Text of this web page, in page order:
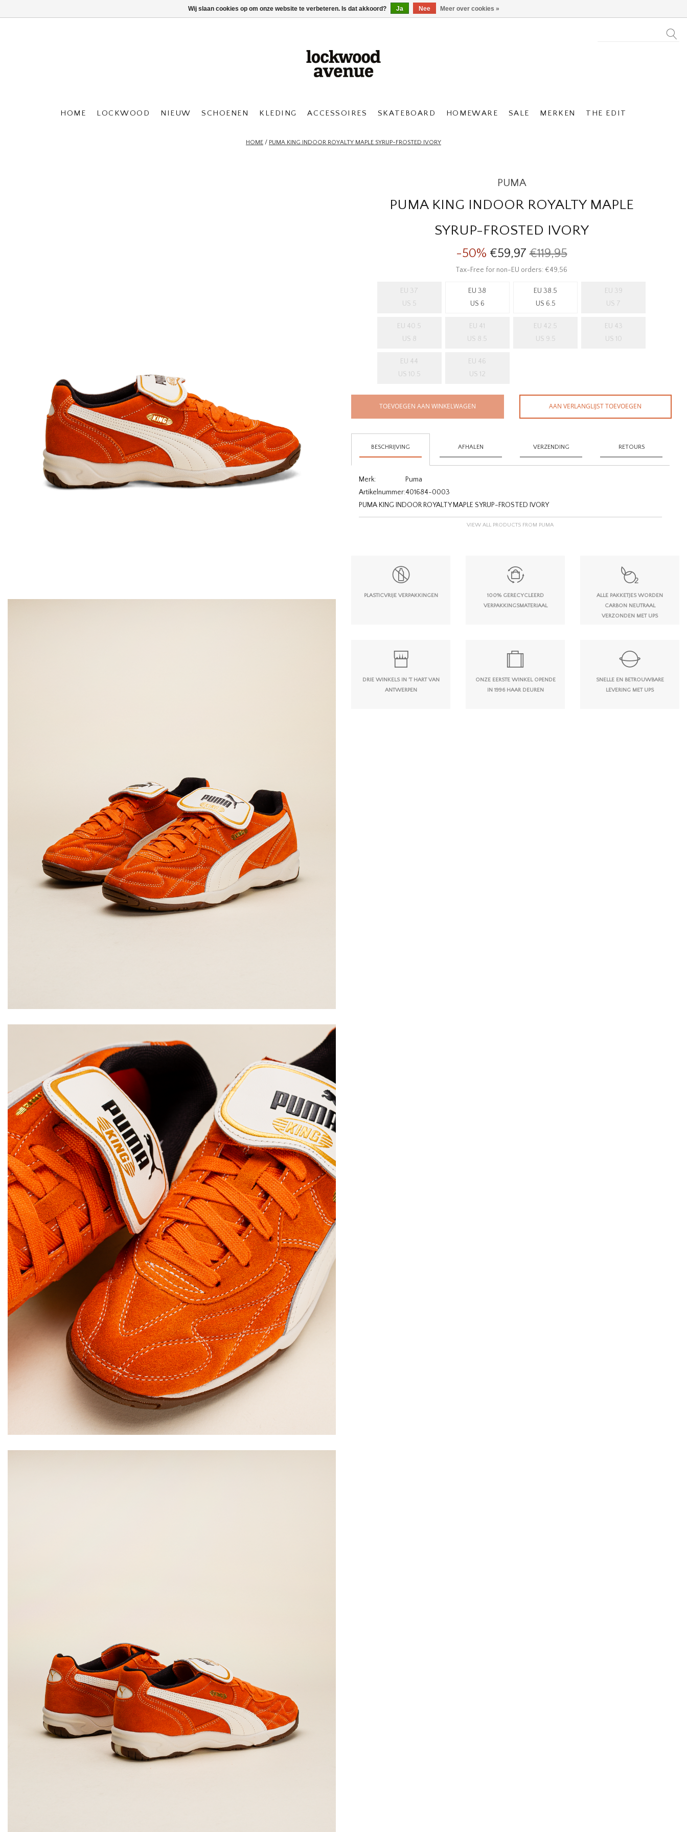
HOME LOCKWOOD NIEUW SCHOENEN KLEDING ACCESSOIRES SKATEBOARD HOMEWARE SALE MERKEN THE EDIT
HOME / PUMA KING INDOOR ROYALTY MAPLE SYRUP-FROSTED IVORY
PUMA
PUMA KING INDOOR ROYALTY MAPLE
SYRUP-FROSTED IVORY
-50% €59,97€119,95
Tax-Free for non-EU orders: €49,56
EU 37
US 5
EU 38
US 6
EU 38.5
US 6.5
EU 39
US 7
EU 40.5
US 8
EU 41
US 8.5
EU 42.5
US 9.5
EU 43
US 10
EU 44
US 10.5
EU 46
US 12
TOEVOEGEN AAN WINKELWAGEN AAN VERLANGLIJST TOEVOEGEN
BESCHRIJVING AFHALEN VERZENDING RETOURS
Merk:
Puma
Artikelnummer:401684-0003
PUMA KING INDOOR ROYALTY MAPLE SYRUP-FROSTED IVORY
VIEW ALL PRODUCTS FROM PUMA
PLASTICVRIJE VERPAKKINGEN
100% GERECYCLEERD
VERPAKKINGSMATERIAAL
ALLE PAKKETJES WORDEN
CARBON NEUTRAAL
VERZONDEN MET UPS
DRIE WINKELS IN 'T HART VAN
ANTWERPEN
ONZE EERSTE WINKEL OPENDE
IN 1996 HAAR DEUREN
SNELLE EN BETROUWBARE
LEVERING MET UPS
Wij slaan cookies op om onze website te verbeteren. Is dat akkoord? Ja Nee Meer over cookies »